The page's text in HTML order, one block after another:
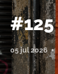
05 jul 2026